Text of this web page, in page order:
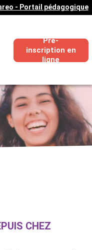
- Portail pédagogique
Pré-
inscription en
ligne
CHEZ